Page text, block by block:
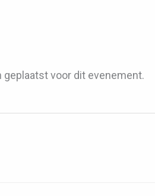
voor dit evenement.